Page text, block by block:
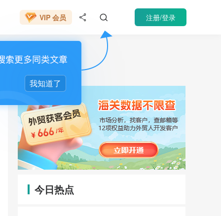
VIP 会员
 
我知道了
注册/登录
今日热点